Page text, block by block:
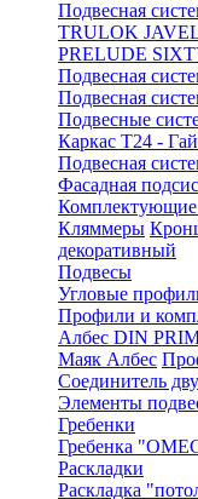
Подвесная
TRULOK
PRELUDE
Подвесная
Подвесная
Подвесные
Каркас Т24 -
Подвесная
Фасадная
Кляммеры
декоративный
Подвесы
Угловые
Профили и
Албес DIN
Маяк Албес
Соединитель
Элементы
Гребенки
Гребенка
Раскладки
Раскладка